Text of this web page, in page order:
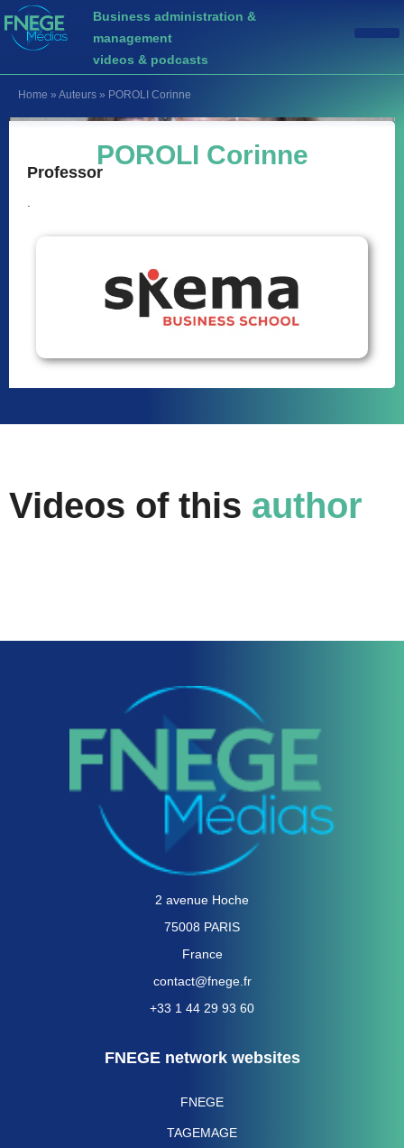
Business administration &
management
videos & podcasts
Home » Auteurs » POROLI Corinne
POROLI Corinne
Professor
Videos of this author
2 avenue Hoche
75008 PARIS
France
contact@fnege.fr
+33 1 44 29 93 60
FNEGE network websites
FNEGE
TAGEMAGE